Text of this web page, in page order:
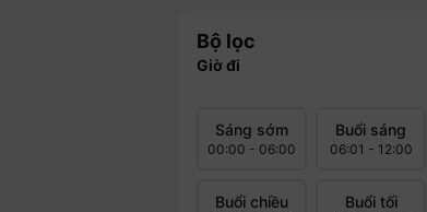
Bộ lọc
Giờ đi
Sáng sớm
00:00 - 06:00
Buổi sáng
06:01 - 12:00
Buổi chiều Buổi tối